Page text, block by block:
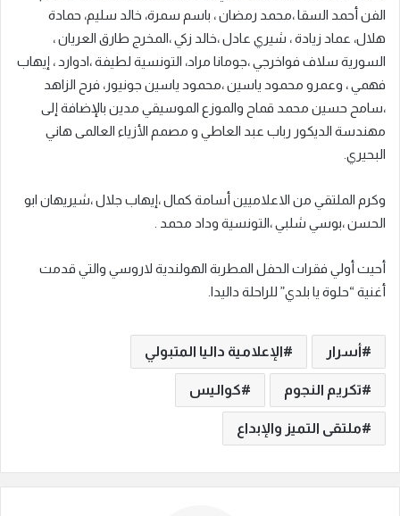
الفن أحمد السقا ،محمد رمضان ، باسم سمرة، خالد سليم، حمادة
هلال، عماد زيادة ، شيري عادل ،خالد زكي ،المخرج طارق العريان ،
السورية سلاف فواخرجي ،جومانا مراد، التونسية لطيفة ،ادوارد ، إيهاب
فهمي ، وعمرو محمود ياسين ،محمود ياسين جونيور، فرح الزاهد
،سامح حسين محمد قماح والموزع الموسيقي مدين بالإضافة إلى
مهندسة الديكور رباب عبد العاطي و مصمم الأزياء العالمى هاني
البحيري.
وكرم الملتقي من الاعلاميين أسامة كمال ،إيهاب جلال ،شيريهان ابو
الحسن ،بوسي شلبي ،التونسية وداد محمد .
أحيت أولي فقرات الحفل المطربة الهولندية لاروسي والتي قدمت
أغنية “حلوة يا بلدي” للراحلة داليدا.
أسرار الإعلامية داليا المتبولي
تكريم النجوم كواليس
ملتقى التميز والإبداع